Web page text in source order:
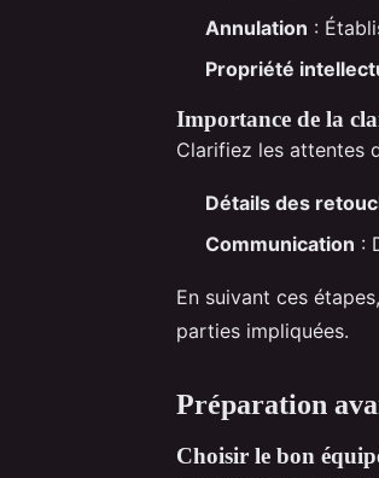
Annulation :
Propriété
Importance de la
Clarifiez les attentes
Détails des
Communication :
En suivant ces
parties impliquées.
Préparation
Choisir le bon